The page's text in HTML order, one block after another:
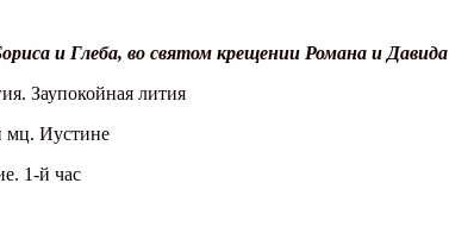
и Глеба, во святом крещении Романа и Давида
Заупокойная лития
мц. Иустине
1-й час